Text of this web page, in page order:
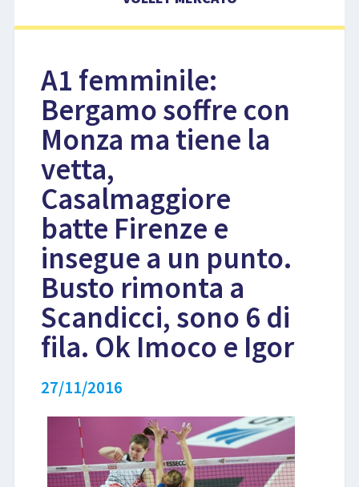
EVENTI
LIBRI
A1 femminile:
Bergamo soffre con
Monza ma tiene la
vetta,
Casalmaggiore
batte Firenze e
insegue a un punto.
Busto rimonta a
Scandicci, sono 6 di
fila. Ok Imoco e Igor
27/11/2016